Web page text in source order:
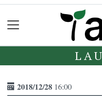
2018/12/28 16:00